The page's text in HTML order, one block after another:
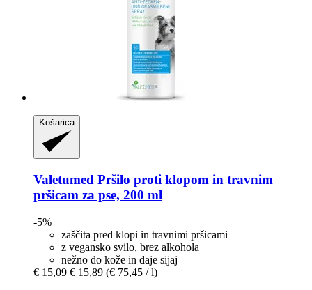
Košarica
Valetumed Pršilo proti klopom in travnim
pršicam za pse, 200 ml
-5%
zaščita pred klopi in travnimi pršicami
z vegansko svilo, brez alkohola
nežno do kože in daje sijaj
€ 15,09 € 15,89 (€ 75,45 / l)